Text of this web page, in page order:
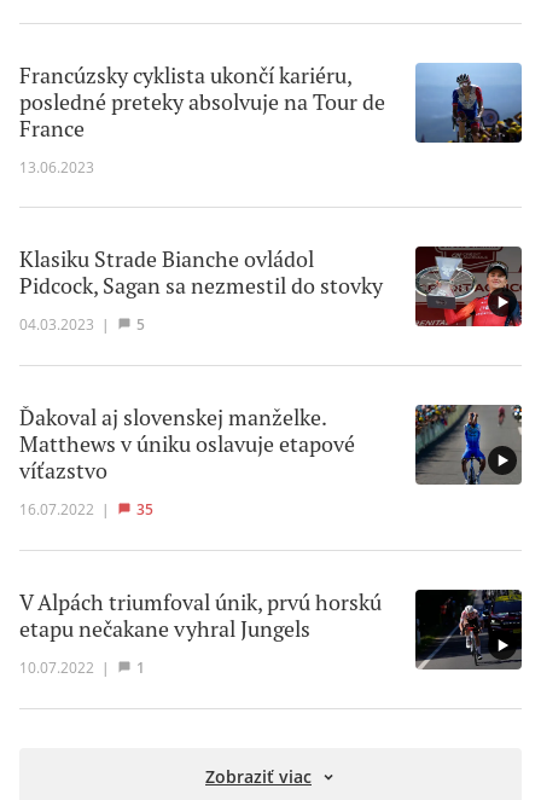
Francúzsky cyklista ukončí kariéru,
posledné preteky absolvuje na Tour de
France
13.06.2023
Klasiku Strade Bianche ovládol
Pidcock, Sagan sa nezmestil do stovky
04.03.2023 | 5
Ďakoval aj slovenskej manželke.
Matthews v úniku oslavuje etapové
víťazstvo
16.07.2022 | 35
V Alpách triumfoval únik, prvú horskú
etapu nečakane vyhral Jungels
10.07.2022 | 1
Zobraziť viac